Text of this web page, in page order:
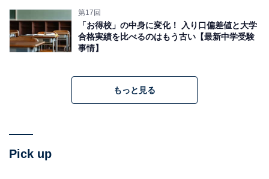
母親は「自分の子どもにも非はあったかもしれないけれ
ど、受験前のストレスから起きたトラブルで、双方の話
なかった。暗に退学を勧められ、学校に守ってもらえな
かった」と嘆いていました。
第17回
「お得校」の中身に変化！ 入り口偏差値と大学
合格実績を比べるのはもう古い【最新中学受験
事情】
もっと見る
Pick up